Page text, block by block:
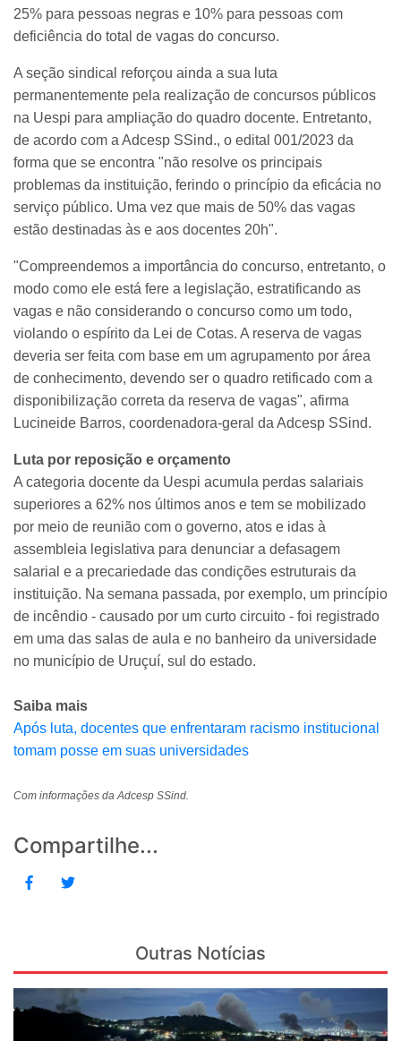
25% para pessoas negras e 10% para pessoas com
deficiência do total de vagas do concurso.
A seção sindical reforçou ainda a sua luta
permanentemente pela realização de concursos públicos
na Uespi para ampliação do quadro docente. Entretanto,
de acordo com a Adcesp SSind., o edital 001/2023 da
forma que se encontra "não resolve os principais
problemas da instituição, ferindo o princípio da eficácia no
serviço público. Uma vez que mais de 50% das vagas
estão destinadas às e aos docentes 20h".
"Compreendemos a importância do concurso, entretanto, o
modo como ele está fere a legislação, estratificando as
vagas e não considerando o concurso como um todo,
violando o espírito da Lei de Cotas. A reserva de vagas
deveria ser feita com base em um agrupamento por área
de conhecimento, devendo ser o quadro retificado com a
disponibilização correta da reserva de vagas", afirma
Lucineide Barros, coordenadora-geral da Adcesp SSind.
Luta por reposição e orçamento
A categoria docente da Uespi acumula perdas salariais
superiores a 62% nos últimos anos e tem se mobilizado
por meio de reunião com o governo, atos e idas à
assembleia legislativa para denunciar a defasagem
salarial e a precariedade das condições estruturais da
instituição. Na semana passada, por exemplo, um princípio
de incêndio - causado por um curto circuito - foi registrado
em uma das salas de aula e no banheiro da universidade
no município de Uruçuí, sul do estado.
Saiba mais
Após luta, docentes que enfrentaram racismo institucional
tomam posse em suas universidades
Com informações da Adcesp SSind.
Compartilhe...
Outras Notícias